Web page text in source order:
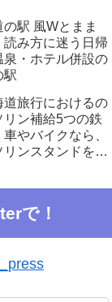
の駅 風Wとまま
読み方に迷う日帰
泉・ホテル併設の
駅
道旅行におけるの
リン補給5つの鉄
車やバイクなら、
リンスタンドを見
で！